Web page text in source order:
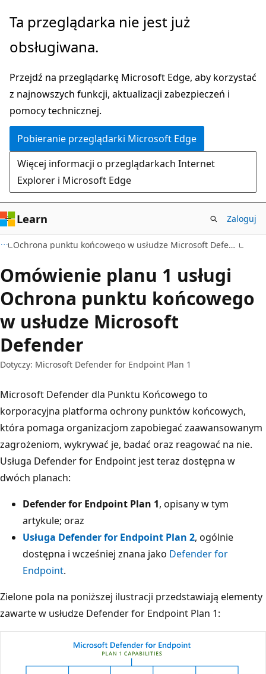
Przejdź
głównej
Ta przeglądarka nie jest już
obsługiwana.
Przejdź na przeglądarkę Microsoft Edge, aby korzystać
z najnowszych funkcji, aktualizacji zabezpieczeń i
pomocy technicznej.
Pobieranie przeglądarki Microsoft Edge
Więcej informacji o przeglądarkach Internet
Explorer i Microsoft Edge
Learn Zaloguj
Ochrona punktu końcowego w usłudze Microsoft Defender
Omówienie planu 1 usługi
Ochrona punktu końcowego
w usłudze Microsoft
Defender
Dotyczy: Microsoft Defender for Endpoint Plan 1
Microsoft Defender dla Punktu Końcowego to
korporacyjna platforma ochrony punktów końcowych,
która pomaga organizacjom zapobiegać zaawansowanym
zagrożeniom, wykrywać je, badać oraz reagować na nie.
Usługa Defender for Endpoint jest teraz dostępna w
dwóch planach:
Defender for Endpoint Plan 1, opisany w tym
artykule; oraz
Usługa Defender for Endpoint Plan 2, ogólnie
dostępna i wcześniej znana jako Defender for
Endpoint.
Zielone pola na poniższej ilustracji przedstawiają elementy
zawarte w usłudze Defender for Endpoint Plan 1: